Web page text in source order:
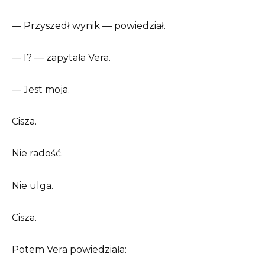
— Przyszedł wynik — powiedział.
— I? — zapytała Vera.
— Jest moja.
Cisza.
Nie radość.
Nie ulga.
Cisza.
Potem Vera powiedziała: